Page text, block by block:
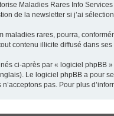
Maladies Rares Info
de la newsletter si j’ai
maladies rares, pourra,
contenu illicite diffusé dans ses
ci-après par « logiciel
Le logiciel phpBB a pour
pas. Pour plus